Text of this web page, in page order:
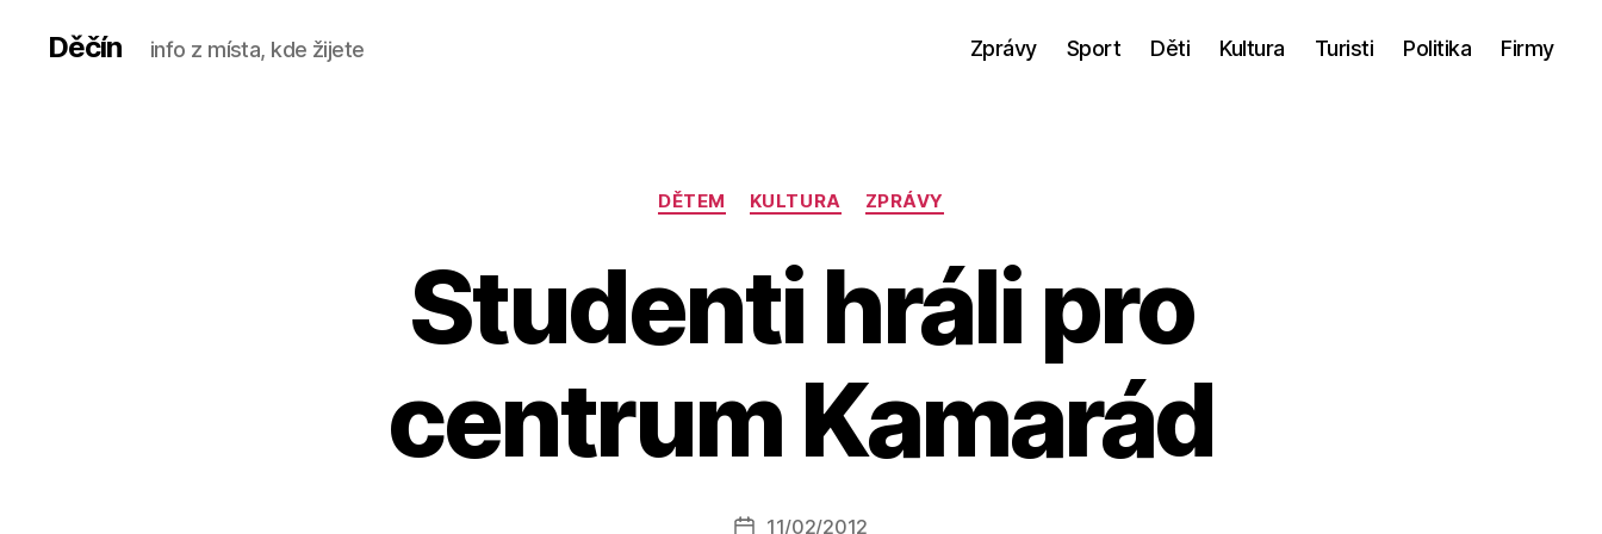
Děčín info z místa, kde žijete Zprávy Sport Děti Kultura Turisti Politika Firmy
Rubriky
DĚTEM KULTURA ZPRÁVY
Studenti hráli pro
centrum Kamarád
Autor
A
u
t
a
Datum
11/02/2012